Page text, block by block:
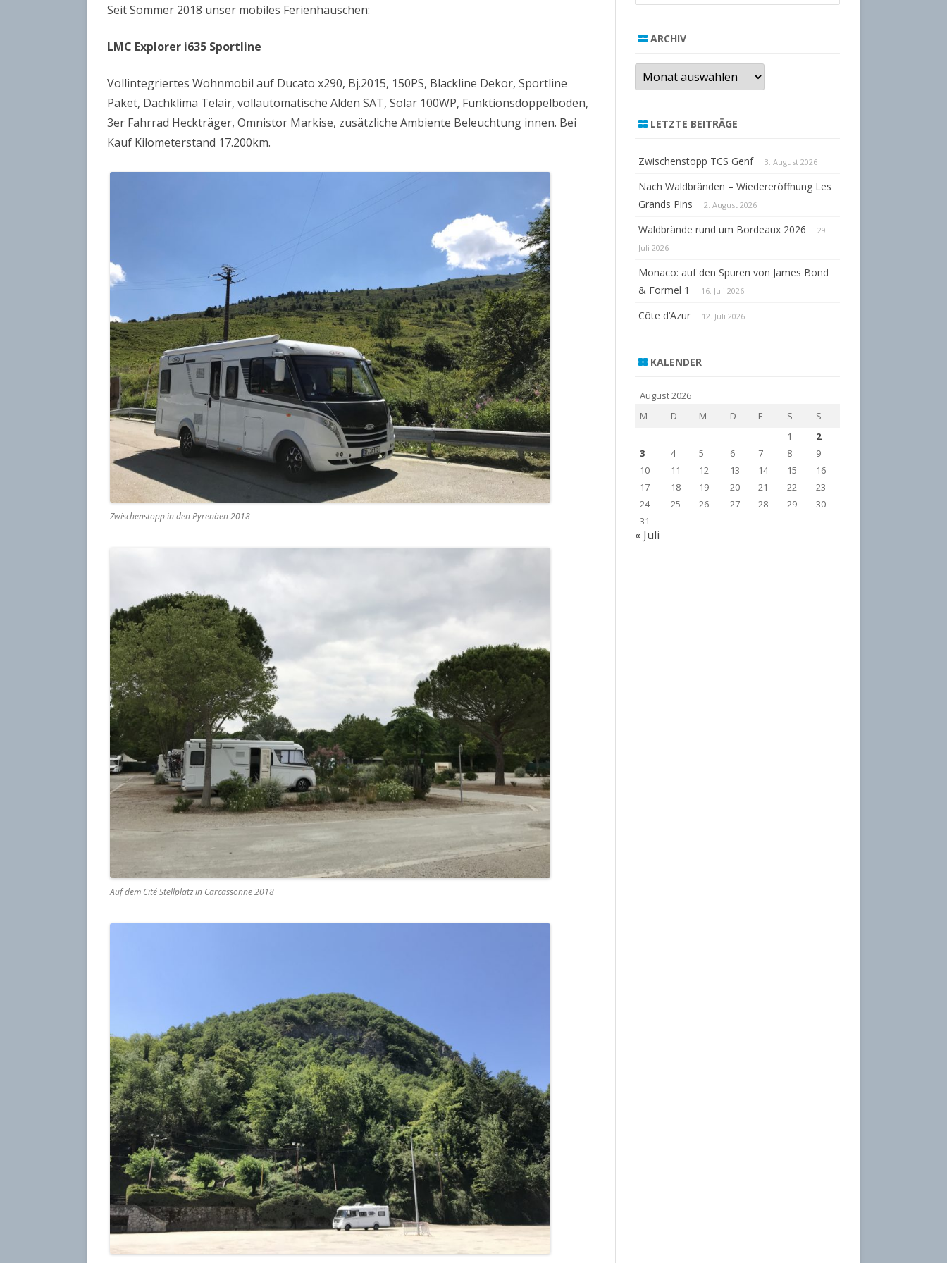
BULLI CALIFORNIA
TABBERT
Seit Sommer 2018 unser mobiles Ferienhäuschen:
LMC Explorer i635 Sportline
Vollintegriertes Wohnmobil auf Ducato x290, Bj.2015, 150PS, Blackline Dekor, Sportline
Paket, Dachklima Telair, vollautomatische Alden SAT, Solar 100WP, Funktionsdoppelboden,
3er Fahrrad Heckträger, Omnistor Markise, zusätzliche Ambiente Beleuchtung innen. Bei
Kauf Kilometerstand 17.200km.
Zwischenstopp in den Pyrenäen 2018
Auf dem Cité Stellplatz in Carcassonne 2018
h
ARCHIV
Archiv
LETZTE BEITRÄGE
Zwischenstopp TCS Genf 3. August 2026
Nach Waldbränden – Wiedereröffnung Les
Grands Pins
2. August 2026
Waldbrände rund um Bordeaux 2026
29.
Juli 2026
Monaco: auf den Spuren von James Bond
& Formel 1
16. Juli 2026
Côte d‘Azur 12. Juli 2026
KALENDER
August 2026
M
D M D F S
S
1
2
3
4 5 6 7 8
9
10
11 12 13 14 15
16
17
18 19 20 21 22
23
24
25 26 27 28 29
30
31
« Juli